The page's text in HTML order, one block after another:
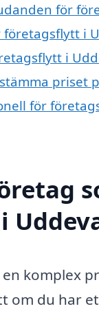
för
i
i
priset
för
komplex
om du har